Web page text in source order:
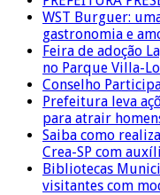
WST Burguer:
gastronomia e
Feira de adoção
no Parque Villa-
Conselho
Prefeitura leva
para atrair
Saiba como
Crea-SP com
Bibliotecas
visitantes com